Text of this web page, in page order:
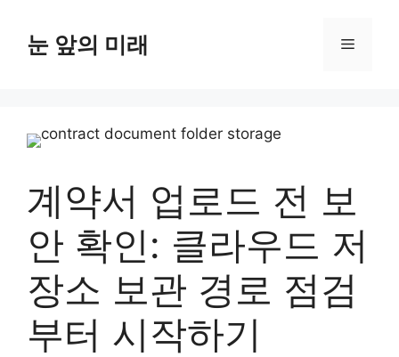
눈 앞의 미래 메
계약서 업로드 전 보
안 확인: 클라우드 저
장소 보관 경로 점검
부터 시작하기